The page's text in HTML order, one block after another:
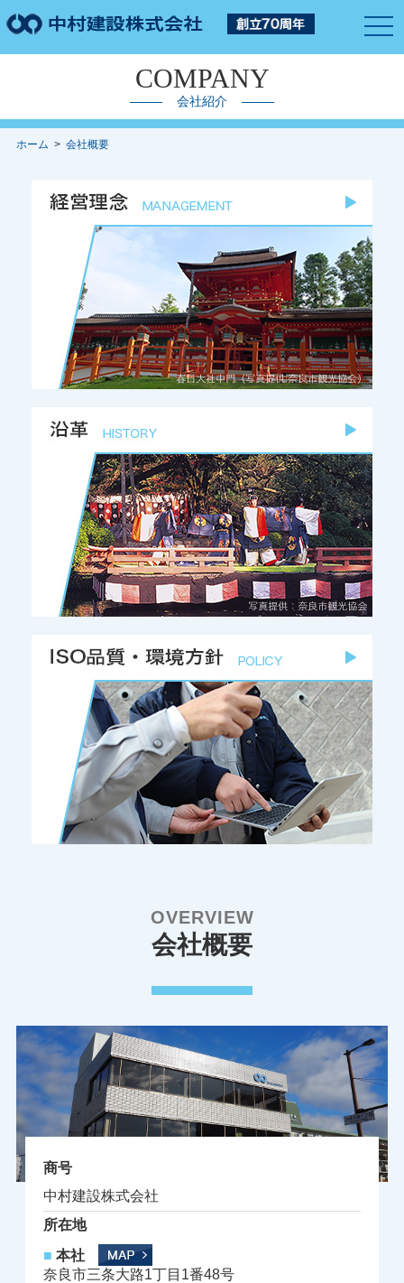
COMPANY
会社紹介
ホーム > 会社概要
OVERVIEW
会社概要
商号
中村建設株式会社
所在地
■ 本社
奈良市三条大路1丁目1番48号